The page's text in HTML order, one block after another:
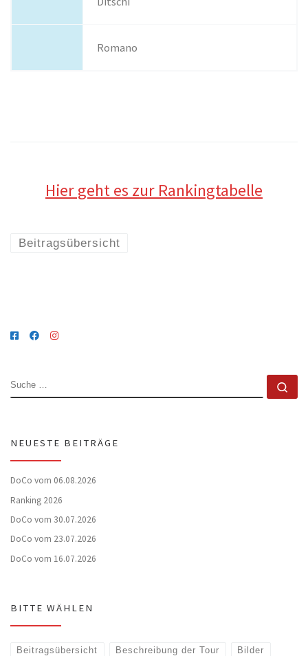
Romano
Hier geht es zur Rankingtabelle
Beitragsübersicht
SUCHE
NEUESTE BEITRÄGE
DoCo vom 06.08.2026
Ranking 2026
DoCo vom 30.07.2026
DoCo vom 23.07.2026
DoCo vom 16.07.2026
BITTE WÄHLEN
Beitragsübersicht Beschreibung der Tour Bilder